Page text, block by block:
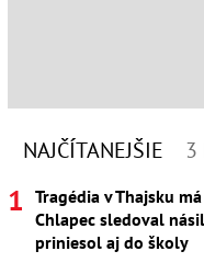
NAJČÍTANEJŠIE 3
Tragédia v Thajsku
Chlapec sledoval
priniesol aj do školy